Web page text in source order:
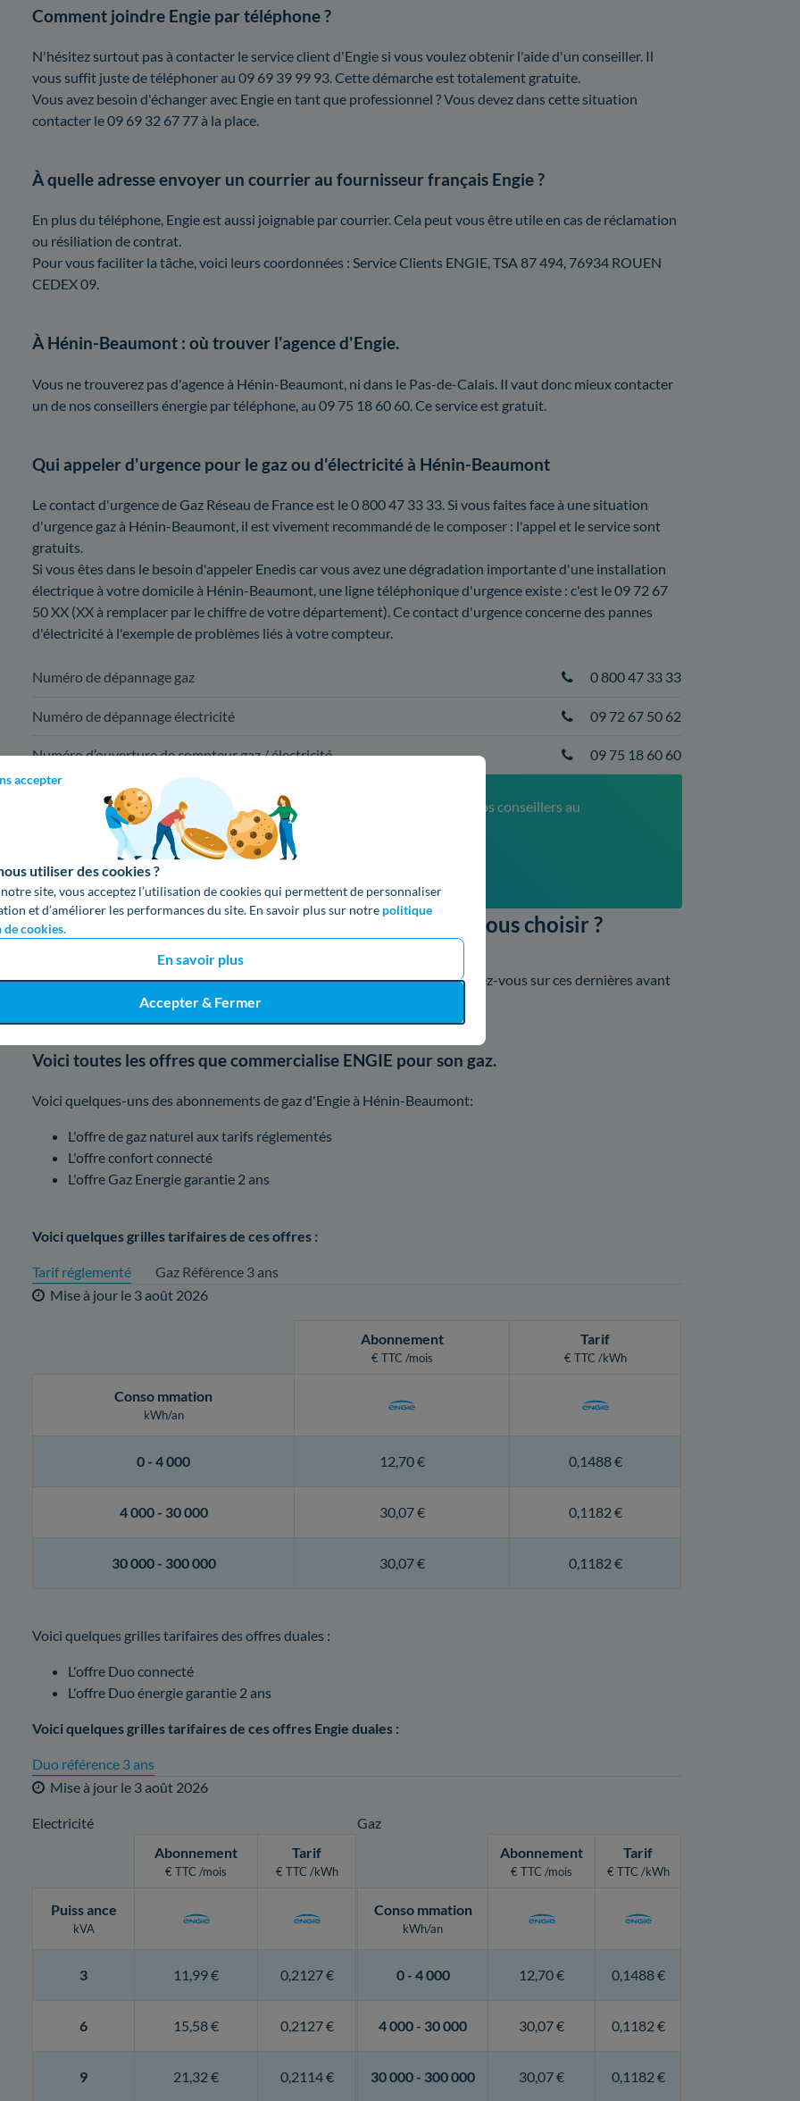
accepter
utiliser des cookies ?
site, vous acceptez l’utilisation de cookies qui permettent de personnaliser
et d’améliorer les performances du site. En savoir plus sur notre politique
cookies.
En savoir plus
Accepter & Fermer
Comment joindre Engie par téléphone ?
N'hésitez surtout pas à contacter le service client d'Engie si vous voulez obtenir l'aide d'un conseiller. Il
vous suffit juste de téléphoner au 09 69 39 99 93. Cette démarche est totalement gratuite.
Vous avez besoin d'échanger avec Engie en tant que professionnel ? Vous devez dans cette situation
contacter le 09 69 32 67 77 à la place.
À quelle adresse envoyer un courrier au fournisseur français Engie ?
En plus du téléphone, Engie est aussi joignable par courrier. Cela peut vous être utile en cas de réclamation
ou résiliation de contrat.
Pour vous faciliter la tâche, voici leurs coordonnées : Service Clients ENGIE, TSA 87 494, 76934 ROUEN
CEDEX 09.
À Hénin-Beaumont : où trouver l'agence d'Engie.
Vous ne trouverez pas d'agence à Hénin-Beaumont, ni dans le Pas-de-Calais. Il vaut donc mieux contacter
un de nos conseillers énergie par téléphone, au 09 75 18 60 60. Ce service est gratuit.
Qui appeler d'urgence pour le gaz ou d'électricité à Hénin-Beaumont
Le contact d'urgence de Gaz Réseau de France est le 0 800 47 33 33. Si vous faites face à une situation
d'urgence gaz à Hénin-Beaumont, il est vivement recommandé de le composer : l'appel et le service sont
gratuits.
Si vous êtes dans le besoin d'appeler Enedis car vous avez une dégradation importante d'une installation
électrique à votre domicile à Hénin-Beaumont, une ligne téléphonique d'urgence existe : c'est le 09 72 67
50 XX (XX à remplacer par le chiffre de votre département). Ce contact d'urgence concerne des pannes
d'électricité à l'exemple de problèmes liés à votre compteur.
Numéro de dépannage gaz 0 800 47 33 33
Numéro de dépannage électricité 09 72 67 50 62
Numéro d’ouverture de compteur gaz / électricité 09 75 18 60 60
Pour une mise en service à Hénin-Beaumont, contactez nos conseillers au
2. Offres de l'entreprise Engie, laquelle devez-vous choisir ?
Le catalogue d'offres d'électricité et de gaz d'Engie est très varié. Renseignez-vous sur ces dernières avant
de prendre votre décision.
Voici toutes les offres que commercialise ENGIE pour son gaz.
Voici quelques-uns des abonnements de gaz d'Engie à Hénin-Beaumont:
L'offre de gaz naturel aux tarifs réglementés
L'offre confort connecté
L'offre Gaz Energie garantie 2 ans
Voici quelques grilles tarifaires de ces offres :
Tarif réglementé
Gaz Référence 3 ans
Mise à jour le 3 août 2026
Abonnement
€ TTC /mois
Tarif
€ TTC /kWh
Conso mmation
kWh/an
0 -4 000 12,70 € 0,1488 €
4 000 - 30 000 30,07 € 0,1182 €
30 000 - 300 000 30,07 € 0,1182 €
Voici quelques grilles tarifaires des offres duales :
L'offre Duo connecté
L'offre Duo énergie garantie 2 ans
Voici quelques grilles tarifaires de ces offres Engie duales :
Duo référence 3 ans
Mise à jour le 3 août 2026
Electricité
Abonnement
€ TTC /mois
Tarif
€ TTC /kWh
Puissance
kVA
3 11,99 € 0,2127 €
6 15,58 € 0,2127 €
9 21,32 € 0,2114 €
Gaz
Abonnement
€ TTC /mois
Tarif
€ TTC /kWh
Conso mmation
kWh/an
0 - 4 000 12,70 € 0,1488 €
4 000 - 30 000 30,07 € 0,1182 €
30 000 - 300 000 30,07 € 0,1182 €